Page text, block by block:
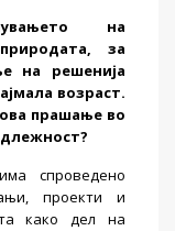
на
за
на решенија
возраст.
прашање во
спроведено
проекти и
како дел на